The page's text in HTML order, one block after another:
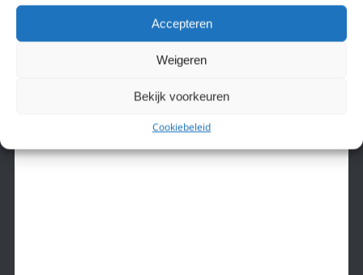
Accepteren
Weigeren
Bekijk voorkeuren
Cookiebeleid